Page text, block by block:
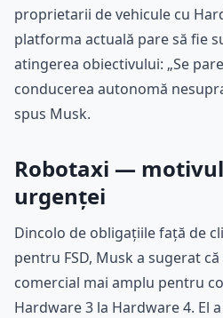
proprietarii de vehicule cu
platforma actuală pare să fie
atingerea obiectivului: „Se
conducerea autonomă
spus Musk.
Robotaxi —
urgenței
Dincolo de obligațiile față de
pentru FSD, Musk a sugerat
comercial mai amplu pentru
Hardware 3 la Hardware 4. El